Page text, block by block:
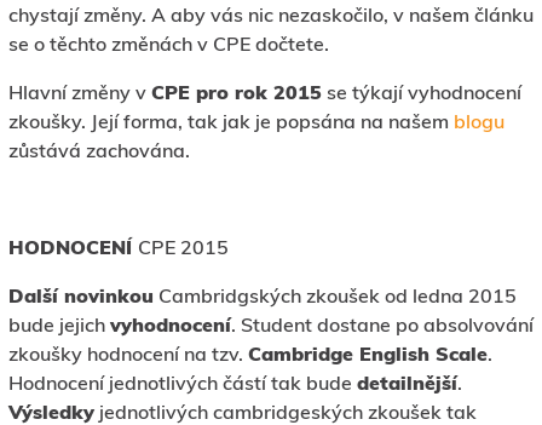
chystají změny. A aby vás nic nezaskočilo, v našem článku
se o těchto změnách v CPE dočtete.
Hlavní změny v CPE pro rok 2015 se týkají vyhodnocení
zkoušky. Její forma, tak jak je popsána na našem blogu
zůstává zachována.
HODNOCENÍ CPE 2015
Další novinkou Cambridgských zkoušek od ledna 2015
bude jejich vyhodnocení. Student dostane po absolvování
zkoušky hodnocení na tzv. Cambridge English Scale.
Hodnocení jednotlivých částí tak bude detailnější.
Výsledky jednotlivých cambridgeských zkoušek tak